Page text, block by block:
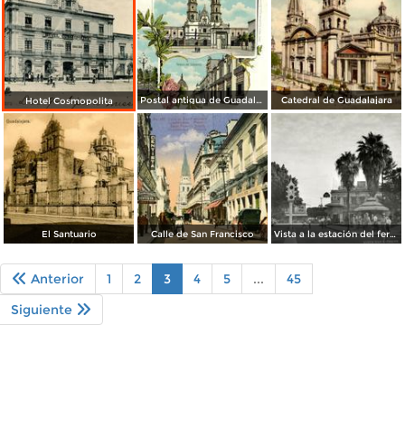
Hotel Cosmopolita Postal antigua de Guadalajara (Monumento a Ramón Corona, Templo de Zapopan, y Palacio de Gobierno) Catedral de Guadalajara
El Santuario Calle de San Francisco Vista a la estación del ferrocarril
Anterior 1 2 3 4 5 ...
45
Siguiente